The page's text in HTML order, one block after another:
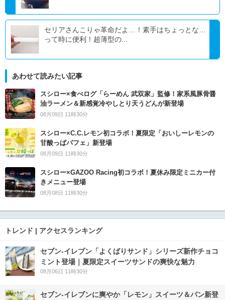
セリアさんこりゃ革命だよ…！素手はちょっとな…
って時に便利！超薄型の...
あわせて読みたい記事
スシロー×食べログ「らーめん 武双家」監修！家系風豚骨醤
油ラーメン＆新感覚冷やしとり天うどんが新登場
08月09日 11時30分
スシロー×C.C.レモン初コラボ！夏限定「おいしーレモンの
甘酸っぱパフェ」新登場
08月09日 11時30分
スシロー×GAZOO Racing初コラボ！夏休み限定ミニカー付
きメニュー登場
08月08日 11時30分
トレンド | アクセスランキング
セブン‐イレブン「よくばりサンド」シリーズ新作チョコ
ミント登場｜夏限定スイーツサンドの爽快な魅力
08月06日 11時30分
セブン‐イレブンに爽やか「レモン」スイーツ＆パン新登